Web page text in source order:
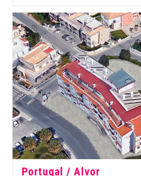
Portugal / Alvor